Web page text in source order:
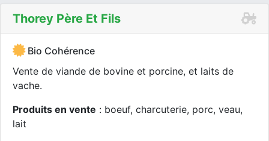
Thorey Père Et Fils
Bio Cohérence
Vente de viande de bovine et porcine, et laits de
vache.
Produits en vente : boeuf, charcuterie, porc, veau,
lait